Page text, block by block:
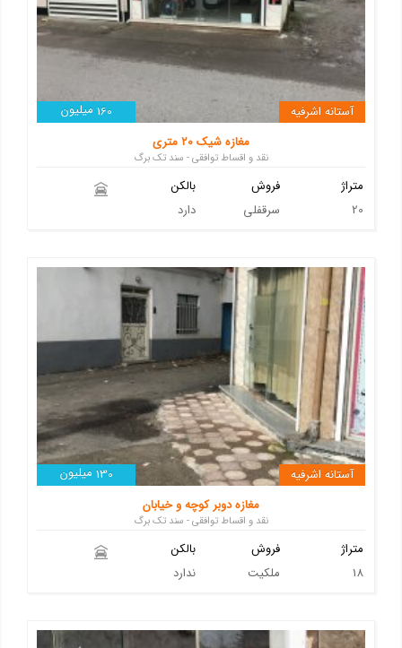
160 میلیون
آستانه اشرفیه
مغازه شیک ۲۰ متری
نقد و اقساط توافقی - سند تک برگ
بالکن
دارد
فروش
سرقفلی
متراژ
20
130 میلیون
آستانه اشرفیه
مغازه دوبر کوچه و خیابان
نقد و اقساط توافقی - سند تک برگ
بالکن
ندارد
فروش
ملکیت
متراژ
18